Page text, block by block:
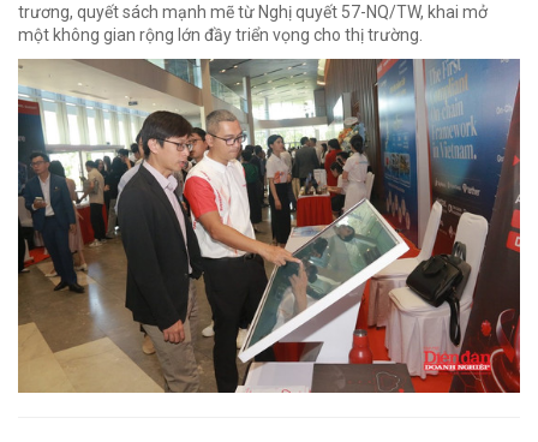
trương, quyết sách mạnh mẽ từ Nghị quyết 57-NQ/TW, khai mở
một không gian rộng lớn đầy triển vọng cho thị trường.